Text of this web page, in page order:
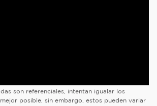
son referenciales, intentan igualar los
posible, sin embargo, estos pueden variar